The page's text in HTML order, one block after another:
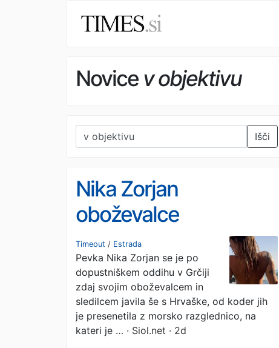
Novice v objektivu
Išči
Nika Zorjan
oboževalce
presenetila s
fotografijo zgoraj brez
Timeout / Estrada
Pevka Nika Zorjan se je po
dopustniškem oddihu v Grčiji
zdaj svojim oboževalcem in
sledilcem javila še s Hrvaške, od koder jih
je presenetila z morsko razglednico, na
kateri je … · Siol.net · 2d